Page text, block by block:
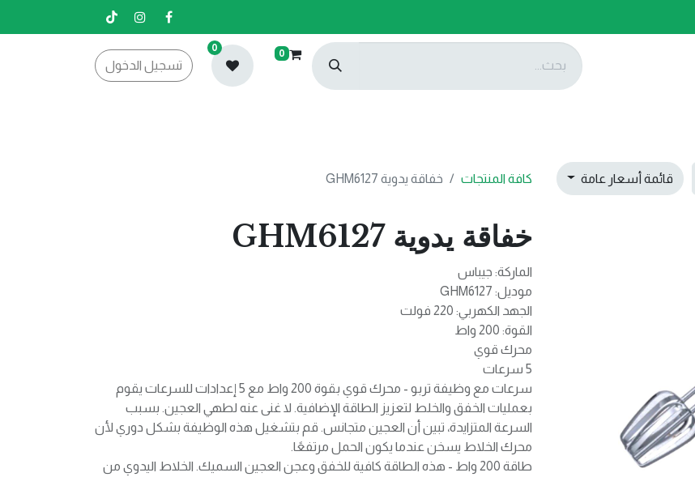
0
0
تسجيل الدخول
قائمة أسعار عامة كافة المنتجات خفاقة يدوية GHM6127
خفاقة يدوية GHM6127
الماركة: جيباس
موديل: GHM6127
الجهد الكهربي: 220 فولت
القوة: 200 واط
محرك قوي
5 سرعات
سرعات مع وظيفة تربو - محرك قوي بقوة 200 واط مع 5 إعدادات للسرعات يقوم
بعمليات الخفق والخلط لتعزيز الطاقة الإضافية. لا غنى عنه لطهي العجين. بسبب
السرعة المتزايدة، تبين أن العجين متجانس. قم بتشغيل هذه الوظيفة بشكل دوري لأن
محرك الخلاط يسخن عندما يكون الحمل مرتفعًا.
طاقة 200 واط - هذه الطاقة كافية للخفق وعجن العجين السميك. الخلاط اليدوي من